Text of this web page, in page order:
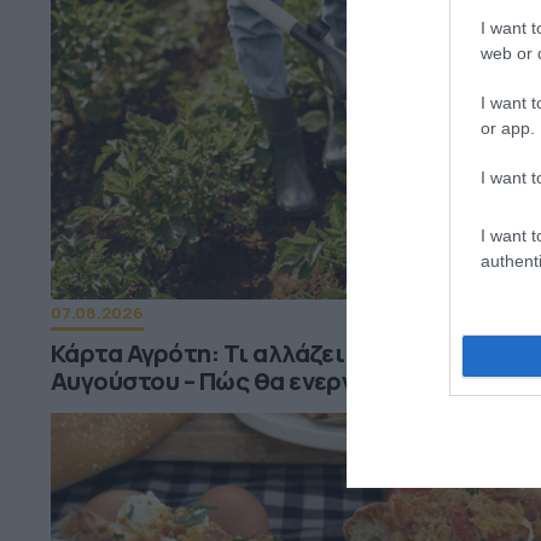
I want
web or
I want
or app.
I want
I want
07.08.2026
Κάρτα Αγρότη: Τι αλλάζει από τις 28
Αυγούστου – Πώς θα ενεργοποιείται